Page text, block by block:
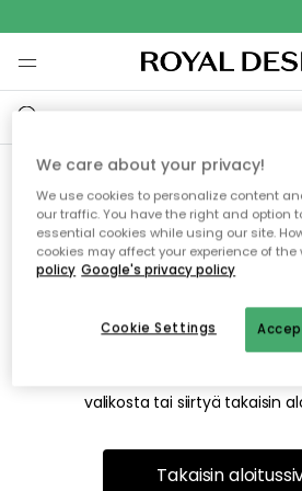
Emme
etsimääsi
Tämä voi johtua siitä, että sivua ei
on siirretty muualle.
valikosta tai siirtyä takaisin
Takaisin
We care about your privacy!
We use cookies to personalize content
our traffic. You have the right and option
essential cookies while using our site.
cookies may affect your experience of the
policy Google's privacy policy
Cookie Settings